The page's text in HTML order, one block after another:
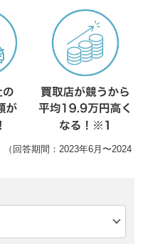
回答期間：2023年6月〜2024